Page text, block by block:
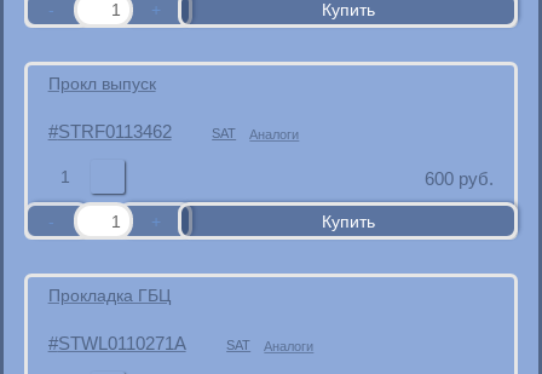
Прокл выпуск
STRF0113462 SAT Аналоги
1 600 руб.
Прокладка ГБЦ
STWL0110271A SAT Аналоги